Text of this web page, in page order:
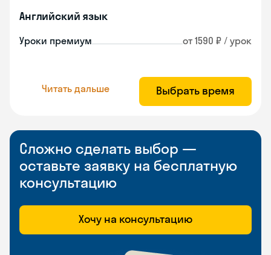
Английский язык
Уроки премиум от 1590 ₽ / урок
Читать дальше Выбрать время
Сложно сделать выбор —
оставьте заявку на бесплатную
консультацию
Хочу на консультацию